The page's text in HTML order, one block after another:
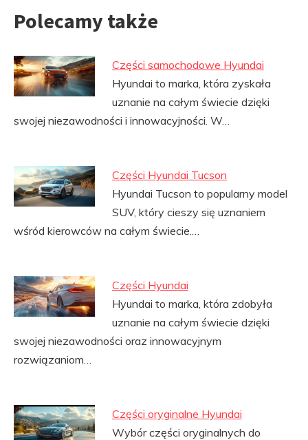
Polecamy także
Części samochodowe Hyundai
Hyundai to marka, która zyskała
uznanie na całym świecie dzięki
swojej niezawodności i innowacyjności. W…
Części Hyundai Tucson
Hyundai Tucson to popularny model
SUV, który cieszy się uznaniem
wśród kierowców na całym świecie.…
Części Hyundai
Hyundai to marka, która zdobyła
uznanie na całym świecie dzięki
swojej niezawodności oraz innowacyjnym
rozwiązaniom…
Części oryginalne Hyundai
Wybór części oryginalnych do